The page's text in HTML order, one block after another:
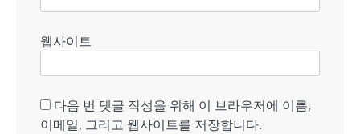
웹사이트
다음 번 댓글 작성을 위해 이 브라우저에 이름,
이메일, 그리고 웹사이트를 저장합니다.